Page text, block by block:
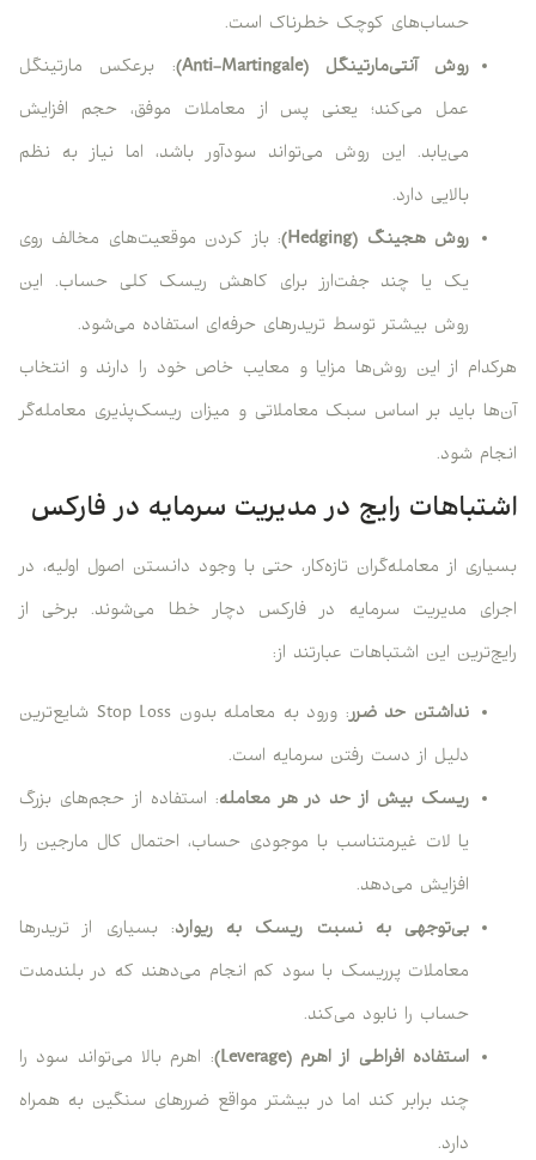
حساب‌های کوچک خطرناک است.
روش آنتی‌مارتینگل (Anti-Martingale)
: برعکس مارتینگل
عمل می‌کند؛ یعنی پس از معاملات موفق، حجم افزایش
می‌یابد. این روش می‌تواند سودآور باشد، اما نیاز به نظم
بالایی دارد.
روش هجینگ (Hedging)
: باز کردن موقعیت‌های مخالف روی
یک یا چند جفت‌ارز برای کاهش ریسک کلی حساب. این
روش بیشتر توسط تریدرهای حرفه‌ای استفاده می‌شود.
هرکدام از این روش‌ها مزایا و معایب خاص خود را دارند و انتخاب
آن‌ها باید بر اساس سبک معاملاتی و میزان ریسک‌پذیری معامله‌گر
انجام شود.
اشتباهات رایج در مدیریت سرمایه در فارکس
بسیاری از معامله‌گران تازه‌کار، حتی با وجود دانستن اصول اولیه، در
اجرای مدیریت سرمایه در فارکس دچار خطا می‌شوند. برخی از
رایج‌ترین این اشتباهات عبارتند از:
نداشتن حد ضرر
: ورود به معامله بدون Stop Loss شایع‌ترین
دلیل از دست رفتن سرمایه است.
ریسک بیش از حد در هر معامله: استفاده از حجم‌های بزرگ
یا لات غیرمتناسب با موجودی حساب، احتمال کال مارجین را
افزایش می‌دهد.
بی‌توجهی به نسبت ریسک به ریوارد: بسیاری از تریدرها
معاملات پرریسک با سود کم انجام می‌دهند که در بلندمدت
حساب را نابود می‌کند.
استفاده افراطی از اهرم (Leverage)
: اهرم بالا می‌تواند سود را
چند برابر کند اما در بیشتر مواقع ضررهای سنگین به همراه
دارد.